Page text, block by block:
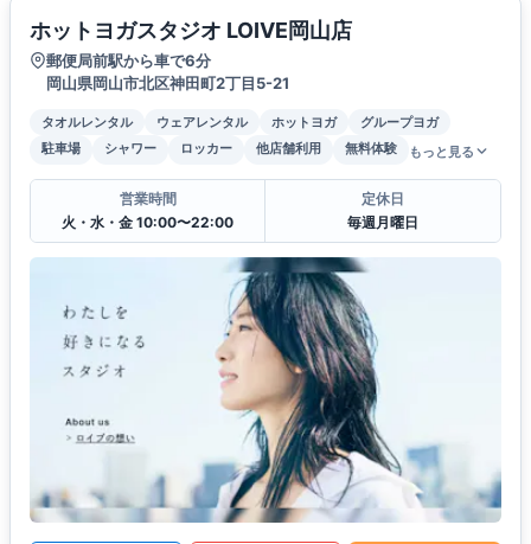
ホットヨガスタジオ LOIVE岡山店
郵便局前駅から車で6分
岡山県岡山市北区神田町2丁目5-21
タオルレンタル ウェアレンタル ホットヨガ
グループヨガ
駐車場
シャワー ロッカー 他店舗利用 無料体験 もっと見る
営業時間
火・水・金 10:00〜22:00
定休日
毎週月曜日